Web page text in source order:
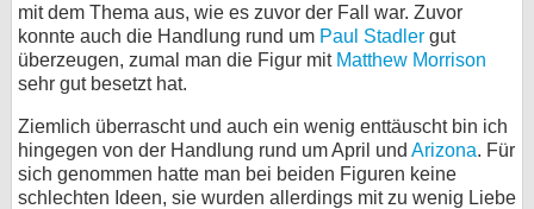
mit dem Thema aus, wie es zuvor der Fall war. Zuvor
konnte auch die Handlung rund um Paul Stadler gut
überzeugen, zumal man die Figur mit Matthew Morrison
sehr gut besetzt hat.
Ziemlich überrascht und auch ein wenig enttäuscht bin ich
hingegen von der Handlung rund um April und Arizona. Für
sich genommen hatte man bei beiden Figuren keine
schlechten Ideen, sie wurden allerdings mit zu wenig Liebe